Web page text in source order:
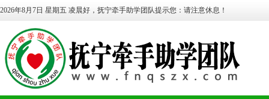
2026年8月7日 星期五 凌晨好，抚宁牵手助学团队提示您：请注意休息！